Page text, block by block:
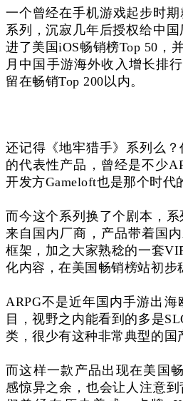
一个曾经在手机游戏起步时
系列，沉寂几年后授权给中
进了美国iOS畅销榜Top 50，
月中国手游海外收入增长排
留在畅销Top 200以内。
还记得《地牢猎手》系列么
的代表性产品，曾经是不少
开发方Gameloft也是那个时代
而今这个系列换了个剧本，
来自国内厂商，产品带着国
框架，加之大家熟稔的一套
化内容，在美国畅销榜站初步
ARPG不是近年国内手游出
目，视野之内能看到的多是
类，很少有这种非常典型的国
而这样一款产品出现在美国
感惊异之余，也会让人注意